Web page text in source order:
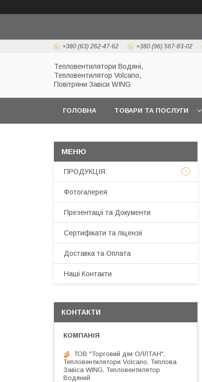
+380 (63) 262-47-62 +380 (96) 567-83-02
Тепловентилятори Водяні,
Тепловентилятор Volcano,
Повітряни Завіси WING
ГОЛОВНА ТОВАРИ ТА ПОСЛУГИ
ПРОДУКЦІЯ:
Фотогалерея
Презентаціі та Документи
Сертифікати та ліцензіі
Доставка та Оплата
Наші Контакти
КОНТАКТИ
ТОВ "Торговий дім ОЛЛТАН",
Тепловентилятори Volcano, Теплова
Завіса WING, Тепловентилятор
Водяний